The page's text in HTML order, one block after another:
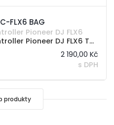
FLX6 BAG
Pioneer DJ FLX6
Bag na DJ controller Pioneer DJ FLX6 Tato odolná přenosná taška se perfektně hodí pro DDJ-FLX6. Je vyrobena z tvarovaného těla EVA Durashock, černého balistického polyesteru a černé...
2 190,00 Kč
s DPH
produkty